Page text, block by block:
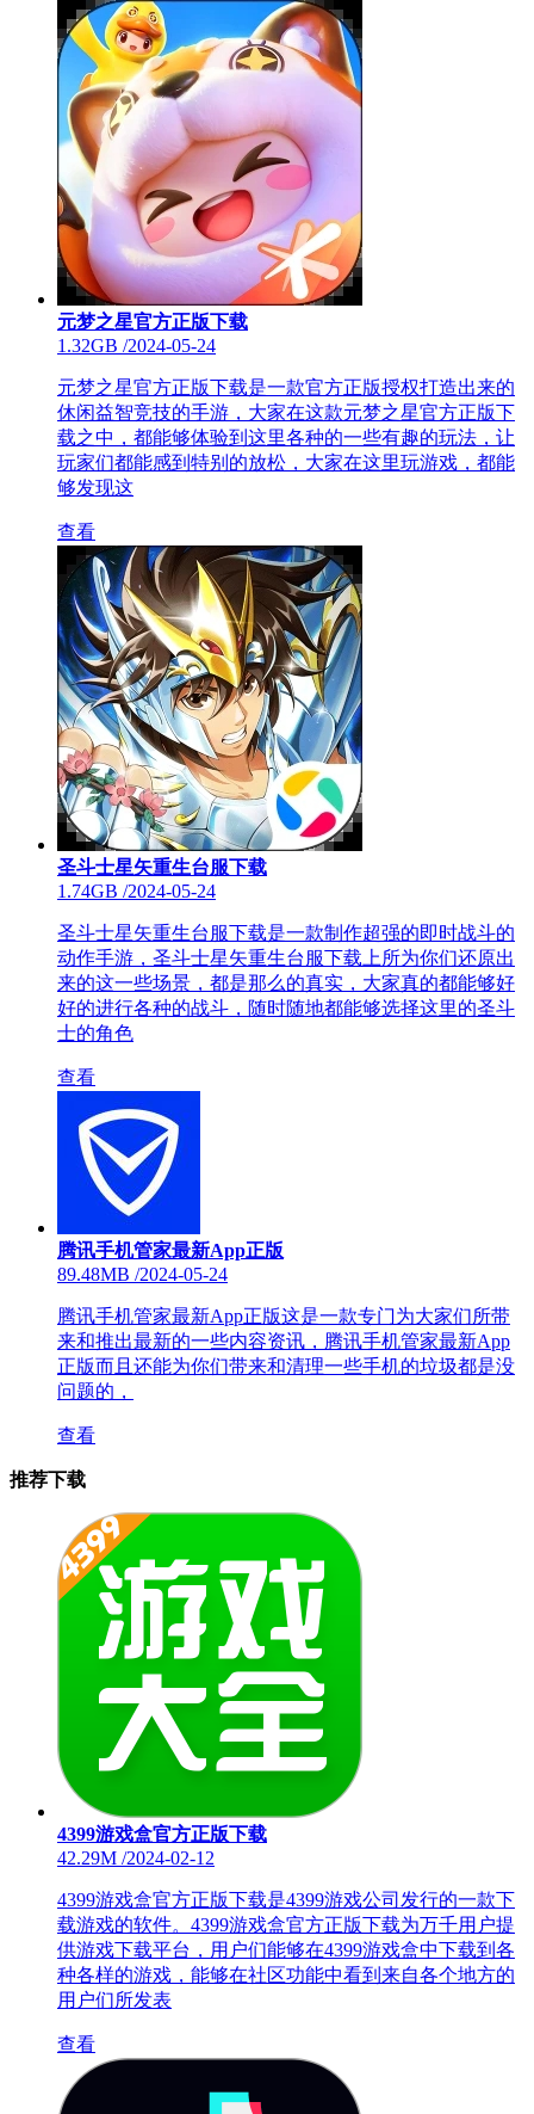
元梦之星官方正版下载
1.32GB /2024-05-24
元梦之星官方正版下载是一款官方正版授权打造出来的
休闲益智竞技的手游，大家在这款元梦之星官方正版下
载之中，都能够体验到这里各种的一些有趣的玩法，让
玩家们都能感到特别的放松，大家在这里玩游戏，都能
够发现这
查看
圣斗士星矢重生台服下载
1.74GB /2024-05-24
圣斗士星矢重生台服下载是一款制作超强的即时战斗的
动作手游，圣斗士星矢重生台服下载上所为你们还原出
来的这一些场景，都是那么的真实，大家真的都能够好
好的进行各种的战斗，随时随地都能够选择这里的圣斗
士的角色
查看
腾讯手机管家最新App正版
89.48MB /2024-05-24
腾讯手机管家最新App正版这是一款专门为大家们所带
来和推出最新的一些内容资讯，腾讯手机管家最新App
正版而且还能为你们带来和清理一些手机的垃圾都是没
问题的，
查看
推荐下载
4399游戏盒官方正版下载
42.29M /2024-02-12
4399游戏盒官方正版下载是4399游戏公司发行的一款下
载游戏的软件。4399游戏盒官方正版下载为万千用户提
供游戏下载平台，用户们能够在4399游戏盒中下载到各
种各样的游戏，能够在社区功能中看到来自各个地方的
用户们所发表
查看